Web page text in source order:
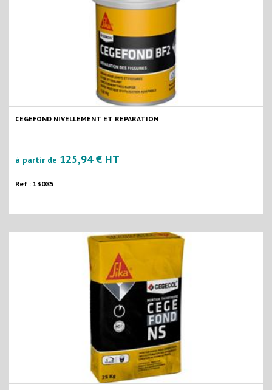
CEGEFOND NIVELLEMENT ET REPARATION
à partir de 125,94 € HT
Ref : 13085